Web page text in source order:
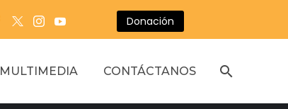
Donación
MULTIMEDIA CONTÁCTANOS